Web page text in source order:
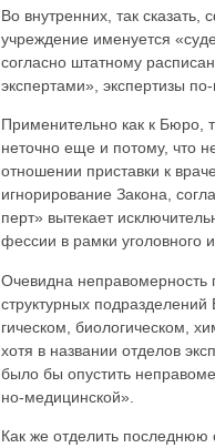
Во внутренних, так
учреждение именуется
согласно штатному
экспертами», экспертизы
Применительно как к Бюро,
неточно еще и потому, что
отношении приставки к
игнорирование Закона,
перт» вытекает
фессии в рамки уголовного
Очевидна неправомерность
структурных подразделений
гическом, биологическом,
хотя в названии отделов
было бы опустить
но-медицинской».
Как же отделить последнюю